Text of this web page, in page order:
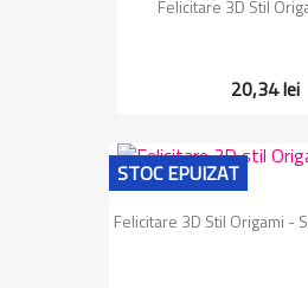
Felicitare 3D Stil
20,34 lei
Felicitare 3D Stil Origami -
STOC EPUIZAT